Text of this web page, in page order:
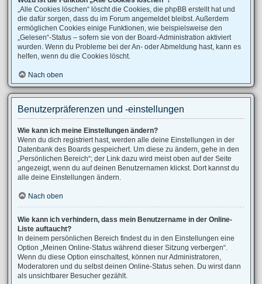
„Alle Cookies löschen“ löscht die Cookies, die phpBB erstellt hat und
die dafür sorgen, dass du im Forum angemeldet bleibst. Außerdem
ermöglichen Cookies einige Funktionen, wie beispielsweise den
„Gelesen“-Status – sofern sie von der Board-Administration aktiviert
wurden. Wenn du Probleme bei der An- oder Abmeldung hast, kann es
helfen, wenn du die Cookies löscht.
Nach oben
Benutzerpräferenzen und -einstellungen
Wie kann ich meine Einstellungen ändern?
Wenn du dich registriert hast, werden alle deine Einstellungen in der
Datenbank des Boards gespeichert. Um diese zu ändern, gehe in den
„Persönlichen Bereich“; der Link dazu wird meist oben auf der Seite
angezeigt, wenn du auf deinen Benutzernamen klickst. Dort kannst du
alle deine Einstellungen ändern.
Nach oben
Wie kann ich verhindern, dass mein Benutzername in der Online-
Liste auftaucht?
In deinem persönlichen Bereich findest du in den Einstellungen eine
Option „Meinen Online-Status während dieser Sitzung verbergen“.
Wenn du diese Option einschaltest, können nur Administratoren,
Moderatoren und du selbst deinen Online-Status sehen. Du wirst dann
als unsichtbarer Besucher gezählt.